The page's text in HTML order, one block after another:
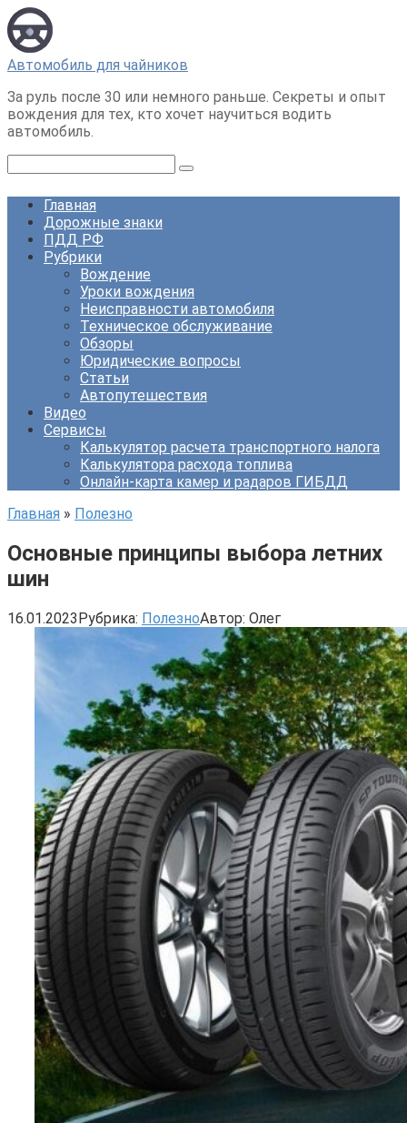
Перейти
к
контенту
Автомобиль для чайников
За руль после 30 или немного раньше. Секреты и опыт
вождения для тех, кто хочет научиться водить
автомобиль.
Главная
Дорожные знаки
ПДД РФ
Рубрики
Вождение
Уроки вождения
Неисправности автомобиля
Техническое обслуживание
Обзоры
Юридические вопросы
Статьи
Автопутешествия
Видео
Сервисы
Калькулятор расчета транспортного налога
Калькулятора расхода топлива
Онлайн-карта камер и радаров ГИБДД
Главная » Полезно
Основные принципы выбора летних
шин
16.01.2023Рубрика: ПолезноАвтор: Олег